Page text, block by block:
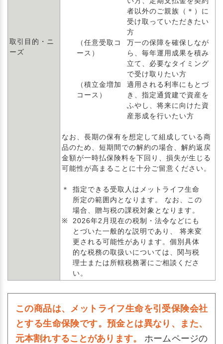
取引目的・ニ
ーズ
者以外のご親族（＊）に
受け取っていただきたい
方
（任意受取コ
ース）
万一の保障を確保しなが
ら、毎年運用成果を積み
立て、必要なタイミング
で受け取りたい方
（積立金増加
コース）
適用される利率にもとづ
き、指定通貨建で資産を
ふやし、将来に向けた資
産形成を行いたい方
なお、長期の保有を想定して組成している商
品のため、短期間での解約の場合、解約返戻
金額が一時払保険料を下回り、損失が生じる
可能性が高まることに十分ご留意ください。
＊
指定できる受取人はメットライフ生命
所定の範囲内となります。 なお、この
場合、贈与税の課税対象となります。
※
2026年2月現在の税制・法令などにも
とづいた一般的な説明であり、 将来変
更される可能性があります。個別具体
的な税務の取扱いについては、関与税
理士または所轄税務署にご相談くださ
い。
この商品は、メットライフ生命を引受保険会社
とする生命保険です。預金とは異なり、また、
元本割れすることがあります。
ホームページの